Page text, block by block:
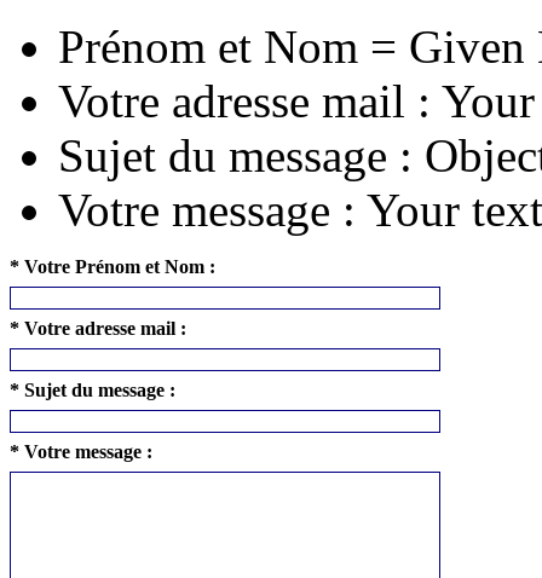
Prénom et Nom =
Votre adresse mail :
Sujet du message :
Votre message : Your text
* Votre Prénom et Nom :
* Votre adresse mail :
* Sujet du message :
* Votre message :